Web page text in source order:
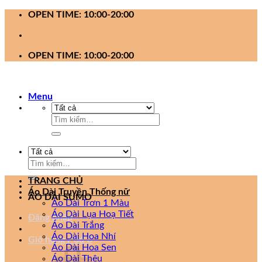
OPEN TIME: 10:00-20:00
OPEN TIME: 10:00-20:00
Menu
Tìm
Tìm
ÁO DÀI SUMO
Đăng nhập
Giỏ hàng /0₫ 0
TRANG CHỦ
Áo Dài Truyền Thống nữ
Áo Dài Trơn 1 Màu
Áo Dài Lụa Hoạ Tiết
Áo Dài Trắng
Áo Dài Hoa Nhí
Áo Dài Hoa Sen
Áo Dài Thêu